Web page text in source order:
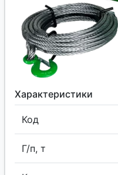
Характеристики
Код
Г/п, т